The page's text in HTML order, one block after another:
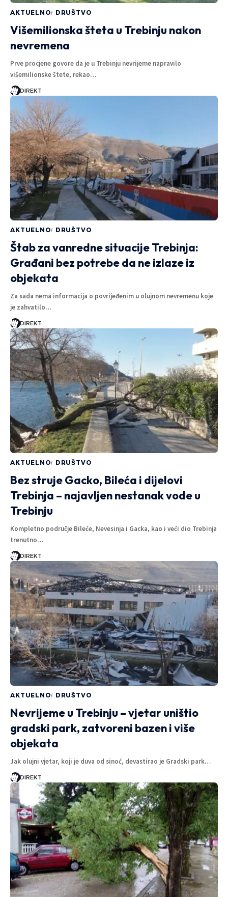
AKTUELNO DRUŠTVO
Višemilionska šteta u Trebinju nakon
nevremena
Prve procjene govore da je u Trebinju nevrijeme napravilo
višemilionske štete, rekao…
DIREKT
AKTUELNO DRUŠTVO
Štab za vanredne situacije Trebinja:
Građani bez potrebe da ne izlaze iz
objekata
Za sada nema informacija o povrijeđenim u olujnom nevremenu koje
je zahvatilo…
DIREKT
AKTUELNO DRUŠTVO
Bez struje Gacko, Bileća i dijelovi
Trebinja – najavljen nestanak vode u
Trebinju
Kompletno područje Bileće, Nevesinja i Gacka, kao i veći dio Trebinja
trenutno…
DIREKT
AKTUELNO DRUŠTVO
Nevrijeme u Trebinju – vjetar uništio
gradski park, zatvoreni bazen i više
objekata
Jak olujni vjetar, koji je duva od sinoć, devastirao je Gradski park…
DIREKT